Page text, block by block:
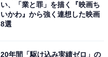
い、「業と罪」を描く『映画ち
いかわ』から強く連想した映画
8選
20年間「駆け込み実績ゼロ」の